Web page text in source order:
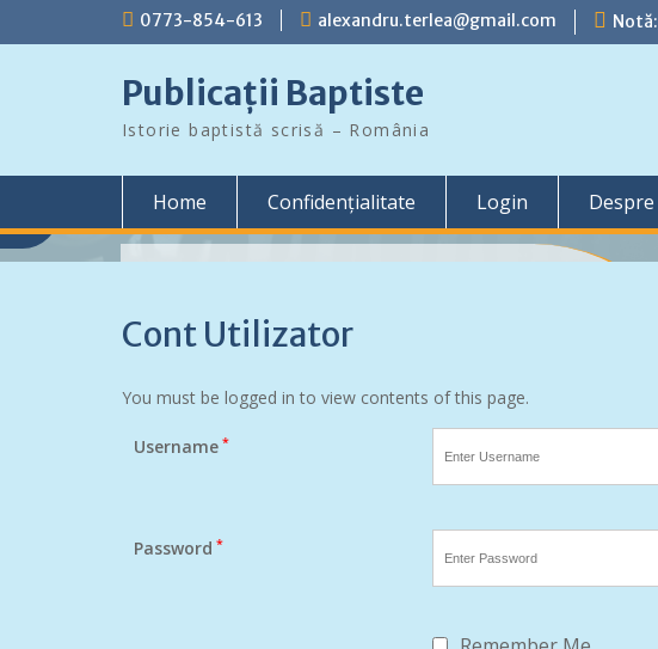
0773-854-613 alexandru.terlea@gmail.com Notă:
Publicații Baptiste
Istorie baptistă scrisă – România
Home Confidențialitate Login Despre
Toate documentele prezentate pe această pagină
precizate ca atare. Lista cu persoanele care au pus la
dispoziție documente din colecțiile proprii se...
Cont Utilizator
You must be logged in to view contents of this page.
Username *
Password *